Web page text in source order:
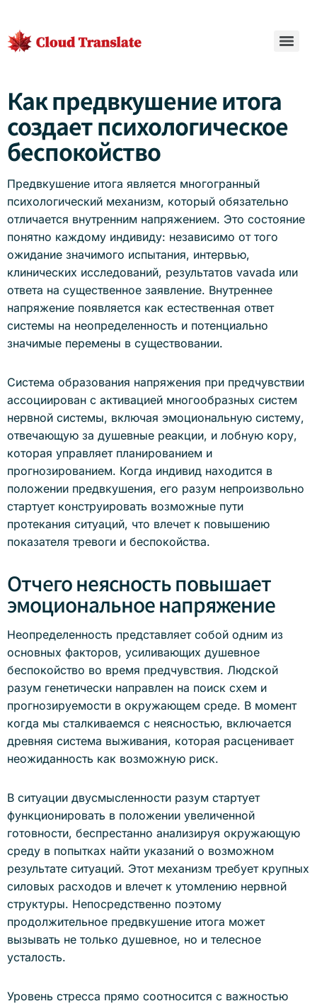
Как предвкушение итога
создает психологическое
беспокойство
Предвкушение итога является многогранный
психологический механизм, который обязательно
отличается внутренним напряжением. Это состояние
понятно каждому индивиду: независимо от того
ожидание значимого испытания, интервью,
клинических исследований, результатов vavada или
ответа на существенное заявление. Внутреннее
напряжение появляется как естественная ответ
системы на неопределенность и потенциально
значимые перемены в существовании.
Система образования напряжения при предчувствии
ассоциирован с активацией многообразных систем
нервной системы, включая эмоциональную систему,
отвечающую за душевные реакции, и лобную кору,
которая управляет планированием и
прогнозированием. Когда индивид находится в
положении предвкушения, его разум непроизвольно
стартует конструировать возможные пути
протекания ситуаций, что влечет к повышению
показателя тревоги и беспокойства.
Отчего неясность повышает
эмоциональное напряжение
Неопределенность представляет собой одним из
основных факторов, усиливающих душевное
беспокойство во время предчувствия. Людской
разум генетически направлен на поиск схем и
прогнозируемости в окружающем среде. В момент
когда мы сталкиваемся с неясностью, включается
древняя система выживания, которая расценивает
неожиданность как возможную риск.
В ситуации двусмысленности разум стартует
функционировать в положении увеличенной
готовности, беспрестанно анализируя окружающую
среду в попытках найти указаний о возможном
результате ситуаций. Этот механизм требует крупных
силовых расходов и влечет к утомлению нервной
структуры. Непосредственно поэтому
продолжительное предвкушение итога может
вызывать не только душевное, но и телесное
усталость.
Уровень стресса прямо соотносится с важностью